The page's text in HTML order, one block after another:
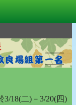
3/18(二)－3/20(四)